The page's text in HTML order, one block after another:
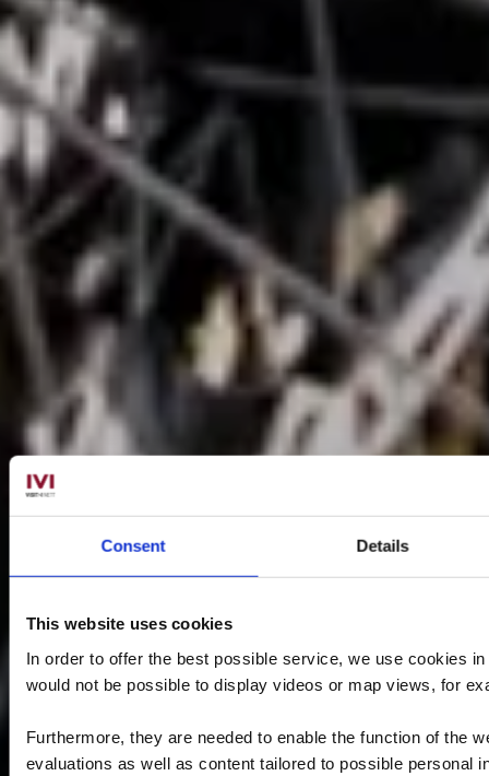
Consent Details
This website uses cookies
In order to offer the best possible service, we use cookies
would not be possible to display videos or map views, for
Furthermore, they are needed to enable the function of the
evaluations as well as content tailored to possible personal